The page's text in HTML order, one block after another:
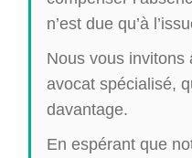
n’est due qu’à
Nous vous invitons
avocat spécialisé,
davantage.
En espérant que